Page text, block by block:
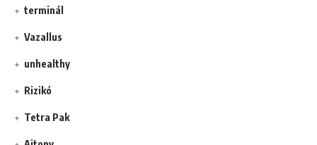
terminál
Vazallus
unhealthy
Rizikó
Tetra Pak